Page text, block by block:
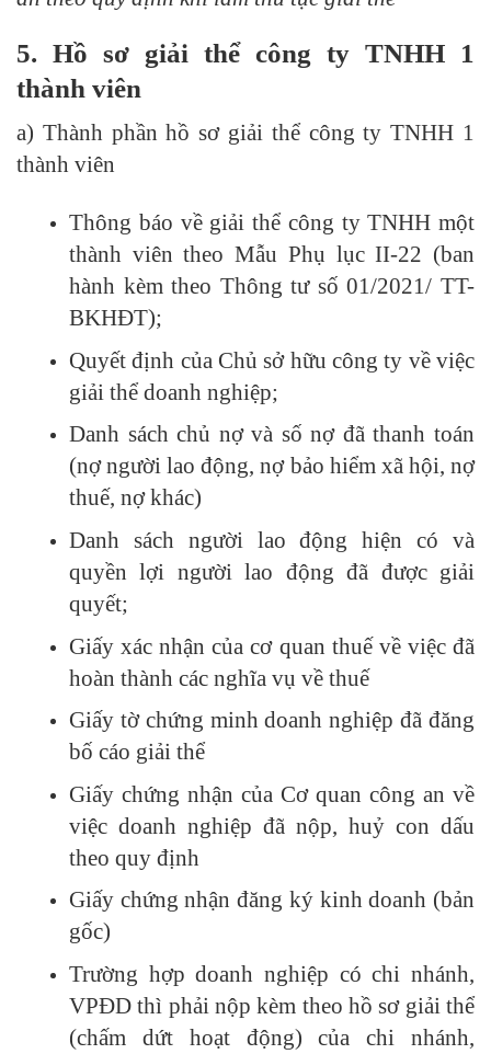
5. Hồ sơ giải thể công ty TNHH 1
thành viên
a) Thành phần hồ sơ giải thể công ty TNHH 1
thành viên
Thông báo về giải thể công ty TNHH một
thành viên theo Mẫu Phụ lục II-22 (ban
hành kèm theo Thông tư số 01/2021/ TT-
BKHĐT);
Quyết định của Chủ sở hữu công ty về việc
giải thể doanh nghiệp;
Danh sách chủ nợ và số nợ đã thanh toán
(nợ người lao động, nợ bảo hiểm xã hội, nợ
thuế, nợ khác)
Danh sách người lao động hiện có và
quyền lợi người lao động đã được giải
quyết;
Giấy xác nhận của cơ quan thuế về việc đã
hoàn thành các nghĩa vụ về thuế
Giấy tờ chứng minh doanh nghiệp đã đăng
bố cáo giải thể
Giấy chứng nhận của Cơ quan công an về
việc doanh nghiệp đã nộp, huỷ con dấu
theo quy định
Giấy chứng nhận đăng ký kinh doanh (bản
gốc)
Trường hợp doanh nghiệp có chi nhánh,
VPĐD thì phải nộp kèm theo hồ sơ giải thể
(chấm dứt hoạt động) của chi nhánh,